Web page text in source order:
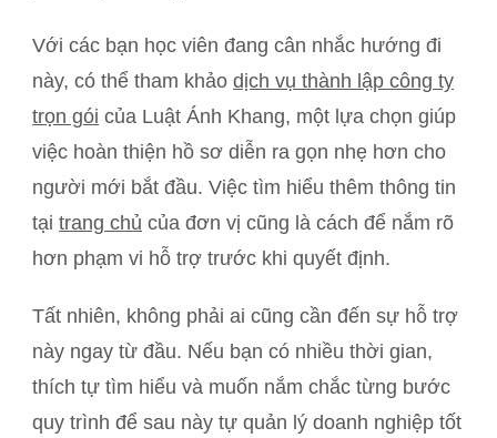
Với các bạn học viên đang cân nhắc hướng đi
này, có thể tham khảo dịch vụ thành lập công ty
trọn gói của Luật Ánh Khang, một lựa chọn giúp
việc hoàn thiện hồ sơ diễn ra gọn nhẹ hơn cho
người mới bắt đầu. Việc tìm hiểu thêm thông tin
tại trang chủ của đơn vị cũng là cách để nắm rõ
hơn phạm vi hỗ trợ trước khi quyết định.
Tất nhiên, không phải ai cũng cần đến sự hỗ trợ
này ngay từ đầu. Nếu bạn có nhiều thời gian,
thích tự tìm hiểu và muốn nắm chắc từng bước
quy trình để sau này tự quản lý doanh nghiệp tốt